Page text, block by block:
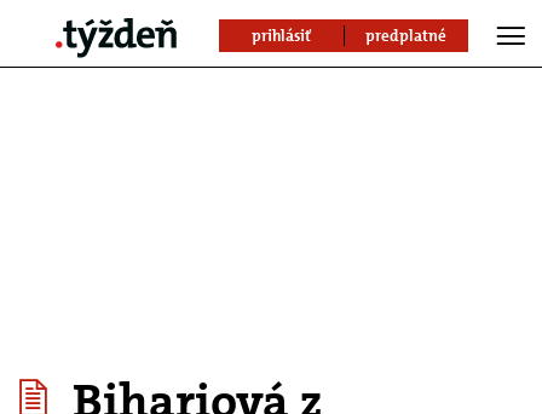
prihlásiť predplatné